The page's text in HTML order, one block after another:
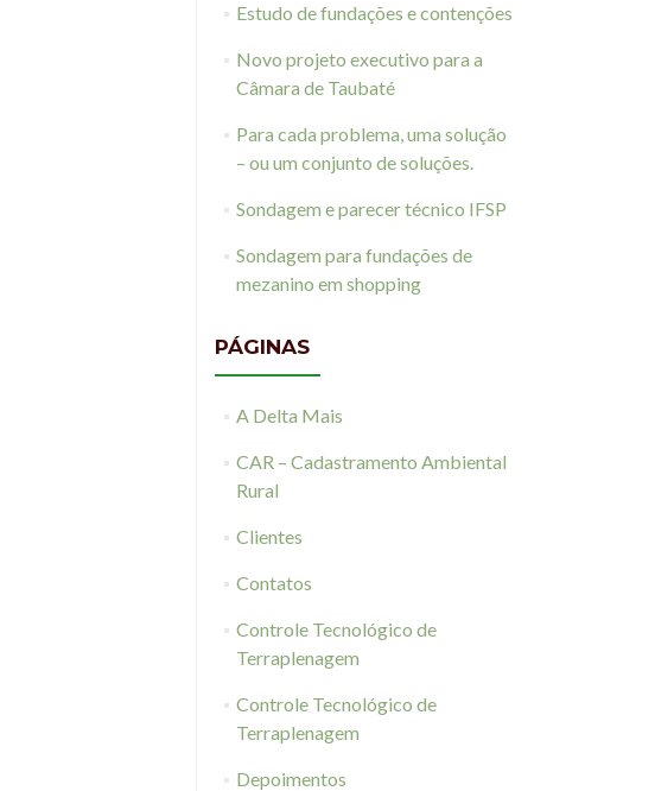
Estudo de fundações e contenções
Novo projeto executivo para a
Câmara de Taubaté
Para cada problema, uma solução
– ou um conjunto de soluções.
Sondagem e parecer técnico IFSP
Sondagem para fundações de
mezanino em shopping
PÁGINAS
A Delta Mais
CAR – Cadastramento Ambiental
Rural
Clientes
Contatos
Controle Tecnológico de
Terraplenagem
Controle Tecnológico de
Terraplenagem
Depoimentos